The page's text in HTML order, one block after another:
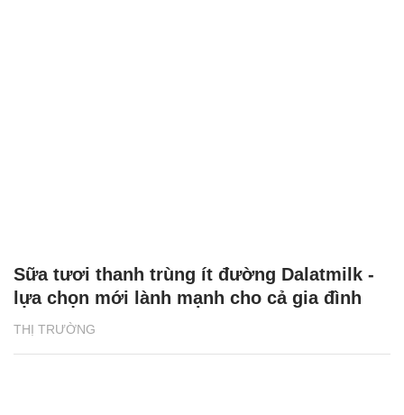
THỊ TRƯỜNG
Sữa tươi thanh trùng ít đường Dalatmilk -
lựa chọn mới lành mạnh cho cả gia đình